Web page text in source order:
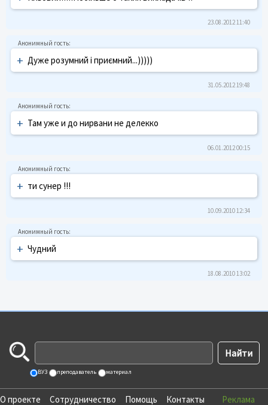
23.08.2012 11:40
+ Дуже розумний і приємний...)))))
31.05.2012 19:48
+ Там уже и до нирвани не делекко
06.01.2012 00:15
+ ти сунер !!!
10.09.2010 12:34
+ Чудний
18.08.2010 13:02
ВУЗ преподаватель материал
О проекте Сотрудничество Помощь Контакты Реклама